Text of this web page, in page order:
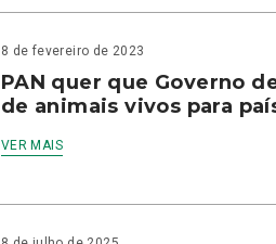
8 de fevereiro de 2023
PAN quer que Governo
de animais vivos para
VER MAIS